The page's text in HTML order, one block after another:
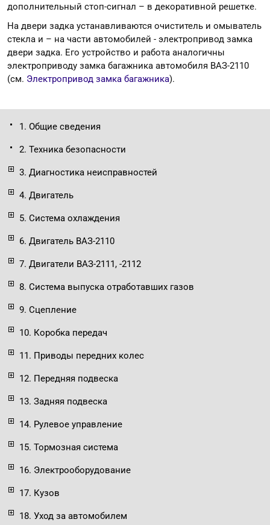
1. Общие сведения
2. Техника безопасности
3. Диагностика неисправностей
4. Двигатель
5. Система охлаждения
6. Двигатель ВАЗ-2110
7. Двигатели ВАЗ-2111, -2112
8. Система выпуска отработавших газов
9. Сцепление
10. Коробка передач
11. Приводы передних колес
12. Передняя подвеска
13. Задняя подвеска
14. Рулевое управление
15. Тормозная система
16. Электрооборудование
17. Кузов
18. Уход за автомобилем
дополнительный стоп-сигнал – в декоративной решетке.
На двери задка устанавливаются очиститель и омыватель
стекла и – на части автомобилей - электропривод замка
двери задка. Его устройство и работа аналогичны
электроприводу замка багажника автомобиля ВАЗ-2110
(см. Электропривод замка багажника).